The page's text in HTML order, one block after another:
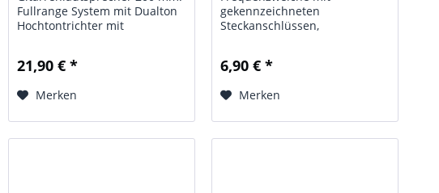
Fullrange System mit Dualton
Hochtontrichter mit
Membranaufhängung.
Schallaustritt. Alu
Technische Daten: Typ:...
21,90 € *
Merken
gekennzeichneten
Steckanschlüssen,
3-Wege Frequenzweiche;
kHz; Impedanz: 4 Ohm;
Maße:...
6,90 € *
Merken